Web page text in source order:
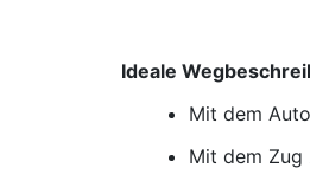
Ideale
Mit dem
Mit dem Zug